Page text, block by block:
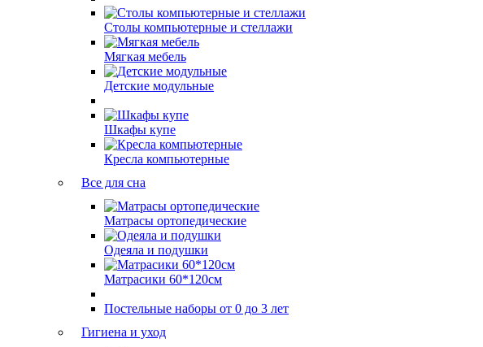
Столы компьютерные и стеллажи
Мягкая мебель
Детские модульные
Шкафы купе
Кресла компьютерные
Все для сна
Матрасы ортопедические
Одеяла и подушки
Матрасики 60*120см
Постельные наборы от 0 до 3 лет
Гигиена и уход